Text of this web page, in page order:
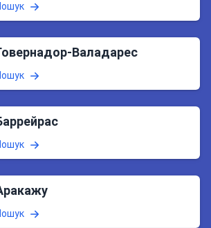
Валадарес